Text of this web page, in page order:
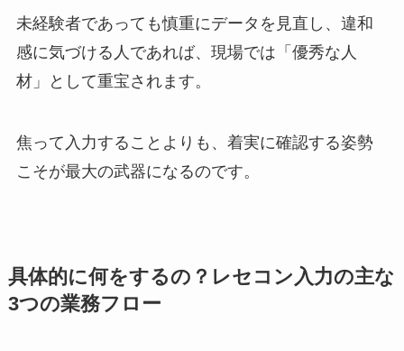
未経験者であっても慎重にデータを見直し、違和
感に気づける人であれば、現場では「優秀な人
材」として重宝されます。
焦って入力することよりも、着実に確認する姿勢
こそが最大の武器になるのです。
具体的に何をするの？レセコン入力の主な
3つの業務フロー